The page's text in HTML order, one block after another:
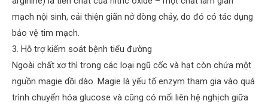
mạch nội sinh, cải thiện giãn nở dòng chảy, do đó có tác dụng
bảo vệ tim mạch.
3. Hỗ trợ kiểm soát bệnh tiểu đường
Ngoài chất xơ thì trong các loại ngũ cốc và hạt còn chứa một
nguồn magie dồi dào. Magie là yếu tố enzym tham gia vào quá
trình chuyển hóa glucose và cũng có mối liên hệ nghịch giữa